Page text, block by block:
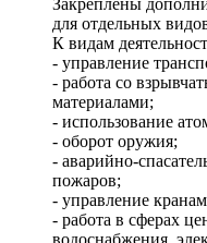
для отдельных
К видам
- управление
- работа со
материалами;
- использование
- оборот оружия;
- аварийно-
пожаров;
- управление
- работа в сферах
водоснабжения,